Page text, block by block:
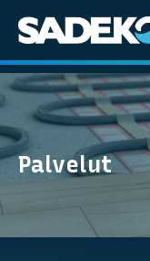
sisältöön
Palvelut